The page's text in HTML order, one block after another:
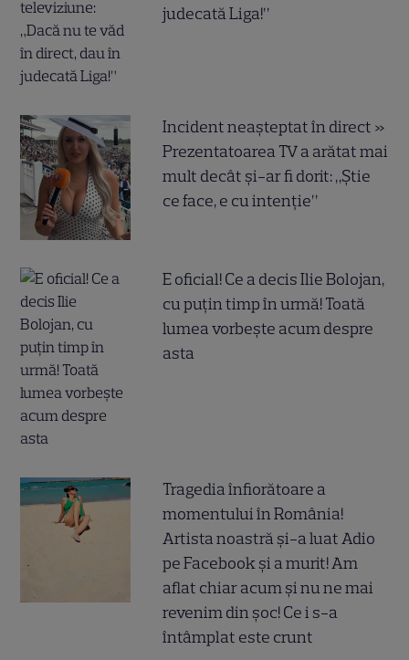
judecată Liga!”
Incident neașteptat în direct »
Prezentatoarea TV a arătat mai
mult decât și-ar fi dorit: „Știe
ce face, e cu intenție”
E oficial! Ce a decis Ilie Bolojan,
cu puțin timp în urmă! Toată
lumea vorbește acum despre
asta
Tragedia înfiorătoare a
momentului în România!
Artista noastră și-a luat Adio
pe Facebook și a murit! Am
aflat chiar acum și nu ne mai
revenim din șoc! Ce i s-a
întâmplat este crunt